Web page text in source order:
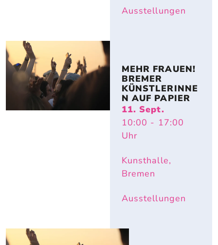
Ausstellungen
MEHR FRAUEN!
BREMER
KÜNSTLERINNE
N AUF PAPIER
11. Sept.
10:00 - 17:00
Uhr
Kunsthalle,
Bremen
Ausstellungen